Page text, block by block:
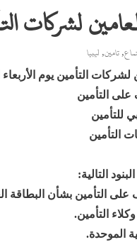
لشركات
,تامين,ليبيا
الموافق 2024/07/10 في مقر هيئة الإشراف على
على التأمين
للتأمين
التأمين
التالية:
التأمين بشأن البطاقة
التأمين.
الموحدة.